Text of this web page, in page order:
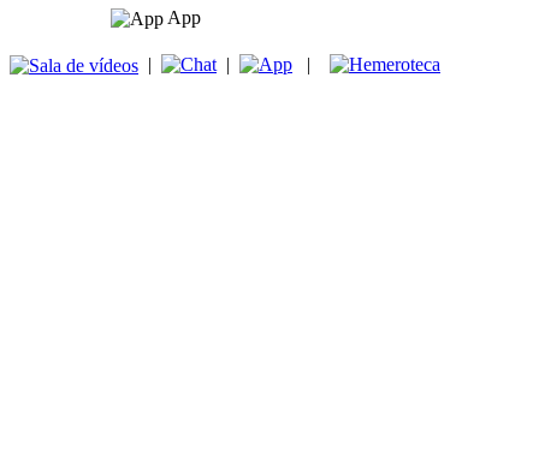
App
| | |